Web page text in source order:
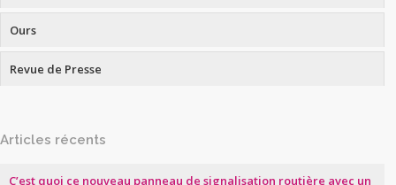
Ours
Revue de Presse
Articles récents
C’est quoi ce nouveau panneau de signalisation routière avec un